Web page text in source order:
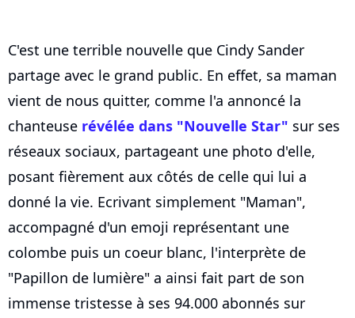
C'est une terrible nouvelle que Cindy Sander
partage avec le grand public. En effet, sa maman
vient de nous quitter, comme l'a annoncé la
chanteuse révélée dans "Nouvelle Star" sur ses
réseaux sociaux, partageant une photo d'elle,
posant fièrement aux côtés de celle qui lui a
donné la vie. Ecrivant simplement "Maman",
accompagné d'un emoji représentant une
colombe puis un coeur blanc, l'interprète de
"Papillon de lumière" a ainsi fait part de son
immense tristesse à ses 94.000 abonnés sur